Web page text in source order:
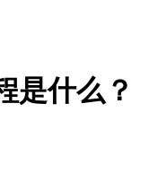
是什么？